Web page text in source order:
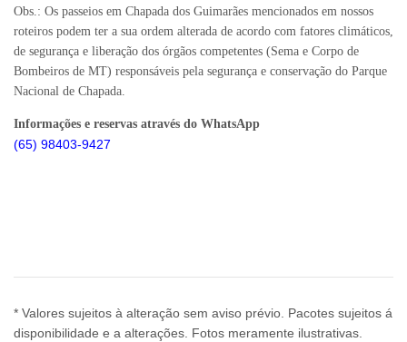
Obs.: Os passeios em Chapada dos Guimarães mencionados em nossos
roteiros podem ter a sua ordem alterada de acordo com fatores climáticos,
de segurança e liberação dos órgãos competentes (Sema e Corpo de
Bombeiros de MT) responsáveis pela segurança e conservação do Parque
Nacional de Chapada.
Informações e reservas através do WhatsApp
(65) 98403-9427
* Valores sujeitos à alteração sem aviso prévio. Pacotes sujeitos á
disponibilidade e a alterações. Fotos meramente ilustrativas.